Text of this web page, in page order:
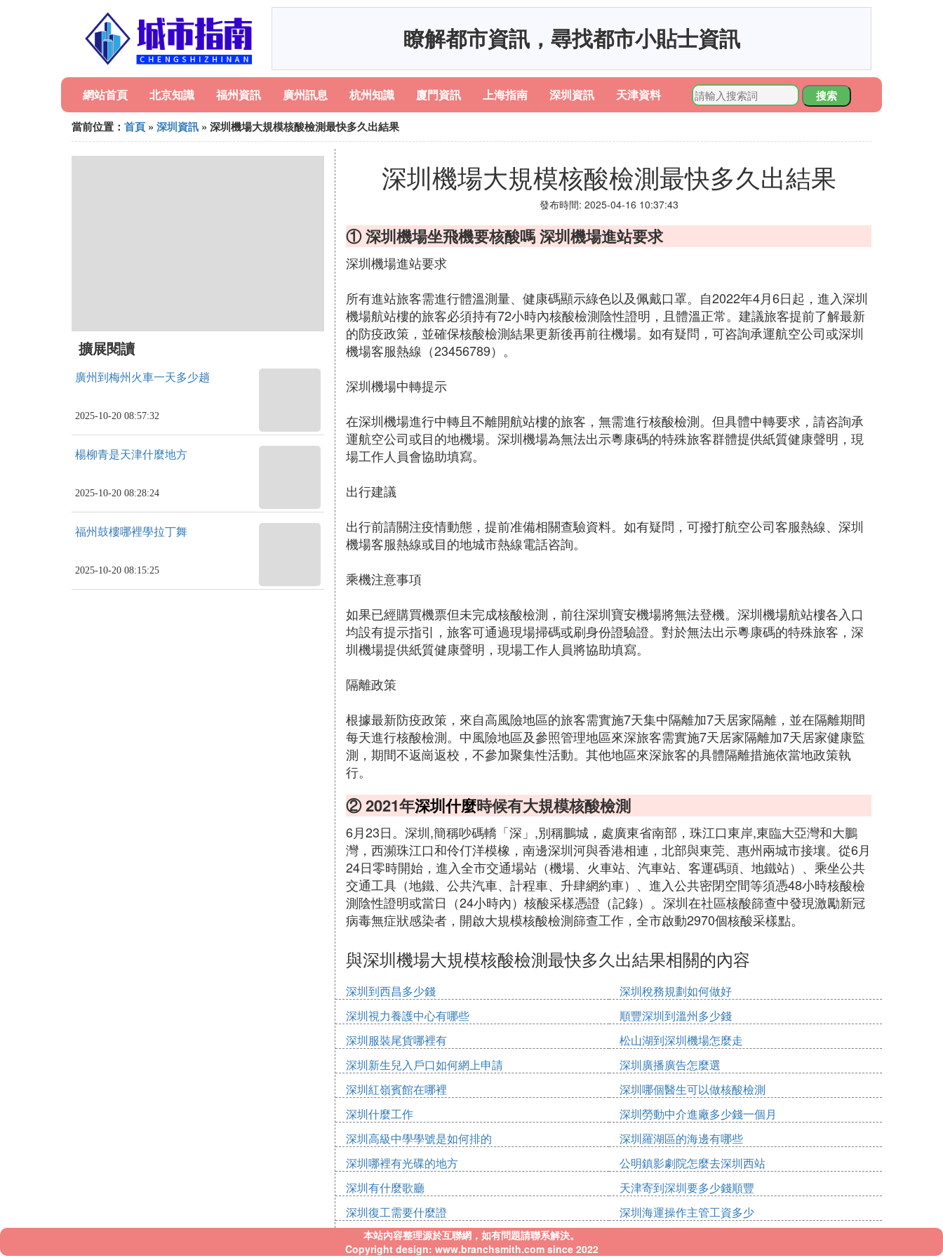
瞭解都市資訊，尋找都市小貼士資訊
網站首頁 北京知識 福州資訊 廣州訊息 杭州知識 廈門資訊 上海指南 深圳資訊 天津資料
搜索
當前位置： 首頁 » 深圳資訊 » 深圳機場大規模核酸檢測最快多久出結果
擴展閱讀
廣州到梅州火車一天多少趟
2025-10-20 08:57:32
楊柳青是天津什麼地方
2025-10-20 08:28:24
福州鼓樓哪裡學拉丁舞
2025-10-20 08:15:25
深圳機場大規模核酸檢測最快多久出結果
發布時間: 2025-04-16 10:37:43
① 深圳機場坐飛機要核酸嗎 深圳機場進站要求
深圳機場進站要求
所有進站旅客需進行體溫測量、健康碼顯示綠色以及佩戴口罩。自2022年4月6日起，進入深圳
機場航站樓的旅客必須持有72小時內核酸檢測陰性證明，且體溫正常。建議旅客提前了解最新
的防疫政策，並確保核酸檢測結果更新後再前往機場。如有疑問，可咨詢承運航空公司或深圳
機場客服熱線（23456789）。
深圳機場中轉提示
在深圳機場進行中轉且不離開航站樓的旅客，無需進行核酸檢測。但具體中轉要求，請咨詢承
運航空公司或目的地機場。深圳機場為無法出示粵康碼的特殊旅客群體提供紙質健康聲明，現
場工作人員會協助填寫。
出行建議
出行前請關注疫情動態，提前准備相關查驗資料。如有疑問，可撥打航空公司客服熱線、深圳
機場客服熱線或目的地城市熱線電話咨詢。
乘機注意事項
如果已經購買機票但未完成核酸檢測，前往深圳寶安機場將無法登機。深圳機場航站樓各入口
均設有提示指引，旅客可通過現場掃碼或刷身份證驗證。對於無法出示粵康碼的特殊旅客，深
圳機場提供紙質健康聲明，現場工作人員將協助填寫。
隔離政策
根據最新防疫政策，來自高風險地區的旅客需實施7天集中隔離加7天居家隔離，並在隔離期間
每天進行核酸檢測。中風險地區及參照管理地區來深旅客需實施7天居家隔離加7天居家健康監
測，期間不返崗返校，不參加聚集性活動。其他地區來深旅客的具體隔離措施依當地政策執
行。
② 2021年深圳什麼時候有大規模核酸檢測
6月23日。深圳,簡稱吵碼轎「深」,別稱鵬城，處廣東省南部，珠江口東岸,東臨大亞灣和大鵬
灣，西瀕珠江口和伶仃洋模橡，南邊深圳河與香港相連，北部與東莞、惠州兩城市接壤。從6月
24日零時開始，進入全市交通場站（機場、火車站、汽車站、客運碼頭、地鐵站）、乘坐公共
交通工具（地鐵、公共汽車、計程車、升肆網約車）、進入公共密閉空間等須憑48小時核酸檢
測陰性證明或當日（24小時內）核酸采樣憑證（記錄）。深圳在社區核酸篩查中發現激勵新冠
病毒無症狀感染者，開啟大規模核酸檢測篩查工作，全市啟動2970個核酸采樣點。
與深圳機場大規模核酸檢測最快多久出結果相關的內容
深圳到西昌多少錢
深圳稅務規劃如何做好
深圳視力養護中心有哪些
順豐深圳到溫州多少錢
深圳服裝尾貨哪裡有
松山湖到深圳機場怎麼走
深圳新生兒入戶口如何網上申請
深圳廣播廣告怎麼選
深圳紅嶺賓館在哪裡
深圳哪個醫生可以做核酸檢測
深圳什麼工作
深圳勞動中介進廠多少錢一個月
深圳高級中學學號是如何排的
深圳羅湖區的海邊有哪些
深圳哪裡有光碟的地方
公明鎮影劇院怎麼去深圳西站
深圳有什麼歌廳
天津寄到深圳要多少錢順豐
深圳復工需要什麼證
深圳海運操作主管工資多少
本站內容整理源於互聯網，如有問題請聯系解決。
Copyright design: www.branchsmith.com since 2022